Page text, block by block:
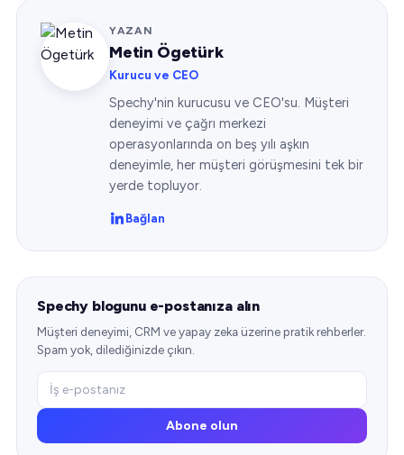
YAZAN
Metin Ögetürk
Kurucu ve CEO
Spechy'nin kurucusu ve CEO'su. Müşteri
deneyimi ve çağrı merkezi
operasyonlarında on beş yılı aşkın
deneyimle, her müşteri görüşmesini tek bir
yerde topluyor.
Bağlan
Spechy blogunu e-postanıza alın
Müşteri deneyimi, CRM ve yapay zeka üzerine pratik rehberler.
Spam yok, dilediğinizde çıkın.
Abone olun